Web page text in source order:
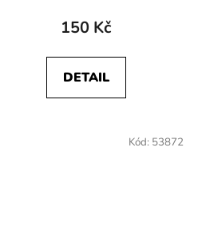
150 Kč
DETAIL
Kód: 53872